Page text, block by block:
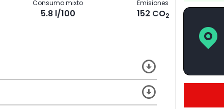
Consumo mixto
5.8 l/100
Emisiones
152 CO2